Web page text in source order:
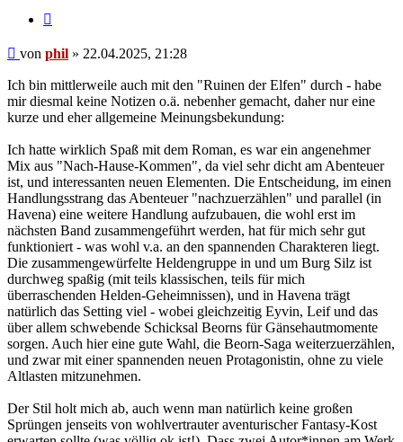
Beitrag
von phil » 22.04.2025, 21:28
Ich bin mittlerweile auch mit den "Ruinen der Elfen" durch - habe
mir diesmal keine Notizen o.ä. nebenher gemacht, daher nur eine
kurze und eher allgemeine Meinungsbekundung:
Ich hatte wirklich Spaß mit dem Roman, es war ein angenehmer
Mix aus "Nach-Hause-Kommen", da viel sehr dicht am Abenteuer
ist, und interessanten neuen Elementen. Die Entscheidung, im einen
Handlungsstrang das Abenteuer "nachzuerzählen" und parallel (in
Havena) eine weitere Handlung aufzubauen, die wohl erst im
nächsten Band zusammengeführt werden, hat für mich sehr gut
funktioniert - was wohl v.a. an den spannenden Charakteren liegt.
Die zusammengewürfelte Heldengruppe in und um Burg Silz ist
durchweg spaßig (mit teils klassischen, teils für mich
überraschenden Helden-Geheimnissen), und in Havena trägt
natürlich das Setting viel - wobei gleichzeitig Eyvin, Leif und das
über allem schwebende Schicksal Beorns für Gänsehautmomente
sorgen. Auch hier eine gute Wahl, die Beorn-Saga weiterzuerzählen,
und zwar mit einer spannenden neuen Protagonistin, ohne zu viele
Altlasten mitzunehmen.
Der Stil holt mich ab, auch wenn man natürlich keine großen
Sprüngen jenseits von wohlvertrauter aventurischer Fantasy-Kost